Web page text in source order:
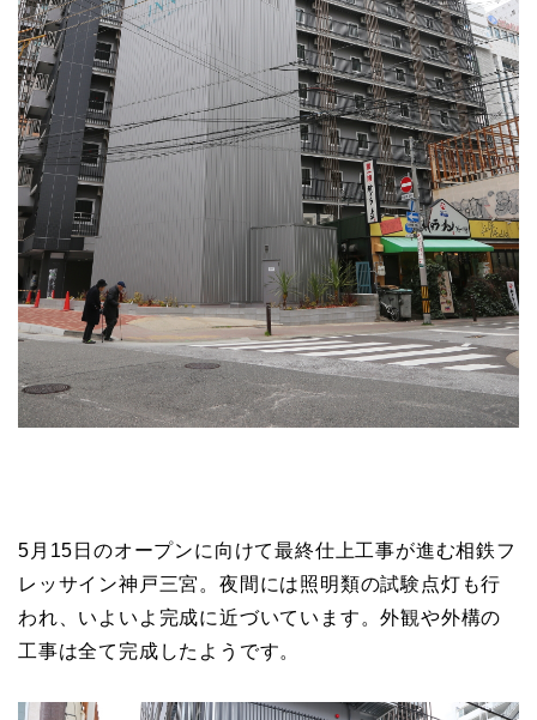
5月15日のオープンに向けて最終仕上工事が進む相鉄フ
レッサイン神戸三宮。夜間には照明類の試験点灯も行
われ、いよいよ完成に近づいています。外観や外構の
工事は全て完成したようです。